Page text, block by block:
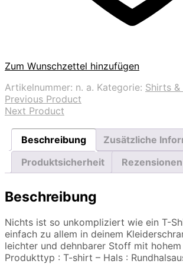
Zum Wunschzettel hinzufügen
Artikelnummer: n. a. Kategorie: Shirts &
Previous Product
Next Product
Beschreibung
Zusätzliche
Produktsicherheit
Beschreibung
Nichts ist so unkompliziert wie ein T-
einfach zu allem in deinem
leichter und dehnbarer Stoff mit
Produkttyp : T-shirt – Hals :